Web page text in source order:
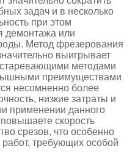
задач и в несколько
при этом
демонтажа или
Метод фрезерования
выигрывает
методами
преимуществами
несомненно более
низкие затраты и
применении данного
скорость
срезов, что особенно
требующих особой